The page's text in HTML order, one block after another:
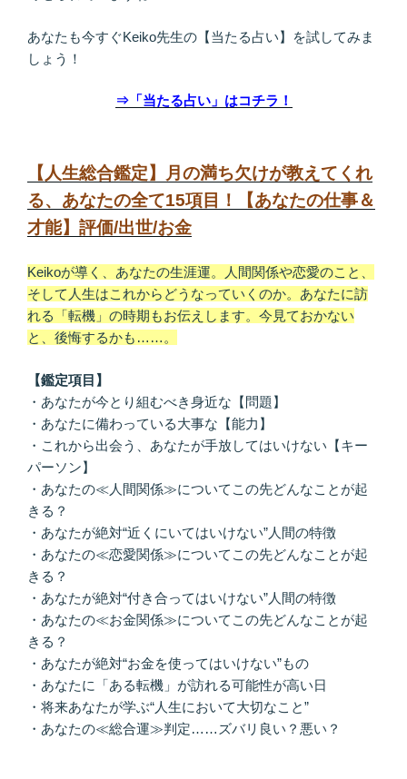
あなたも今すぐKeiko先生の【当たる占い】を試してみま
しょう！
⇒「当たる占い」はコチラ！
【人生総合鑑定】月の満ち欠けが教えてくれ
る、あなたの全て15項目！【あなたの仕事＆
才能】評価/出世/お金
Keikoが導く、あなたの生涯運。人間関係や恋愛のこと、
そして人生はこれからどうなっていくのか。あなたに訪
れる「転機」の時期もお伝えします。今見ておかない
と、後悔するかも……。
【鑑定項目】
・あなたが今とり組むべき身近な【問題】
・あなたに備わっている大事な【能力】
・これから出会う、あなたが手放してはいけない【キー
パーソン】
・あなたの≪人間関係≫についてこの先どんなことが起
きる？
・あなたが絶対“近くにいてはいけない”人間の特徴
・あなたの≪恋愛関係≫についてこの先どんなことが起
きる？
・あなたが絶対“付き合ってはいけない”人間の特徴
・あなたの≪お金関係≫についてこの先どんなことが起
きる？
・あなたが絶対“お金を使ってはいけない”もの
・あなたに「ある転機」が訪れる可能性が高い日
・将来あなたが学ぶ“人生において大切なこと”
・あなたの≪総合運≫判定……ズバリ良い？悪い？